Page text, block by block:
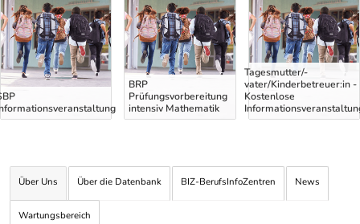
BRP
Prüfungsvorbereitung
intensiv Mathematik
Tagesmutter/-
vater/Kinderbetreuer:in -
Kostenlose
Über Uns Über die Datenbank BIZ-BerufsInfoZentren News
Wartungsbereich